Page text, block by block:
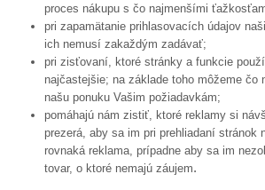
proces nákupu s čo najmenšími
pri zapamätanie prihlasovacích údajov
ich nemusí zakaždým zadávať;
pri zisťovaní, ktoré stránky a funkcie
najčastejšie; na základe toho môžeme čo
našu ponuku Vašim požiadavkám;
pomáhajú nám zistiť, ktoré reklamy si
prezerá, aby sa im pri prehliadaní stránok
rovnaká reklama, prípadne aby sa im
tovar, o ktoré nemajú záujem.